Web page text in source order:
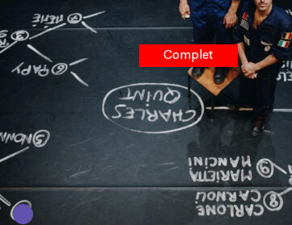
Complet